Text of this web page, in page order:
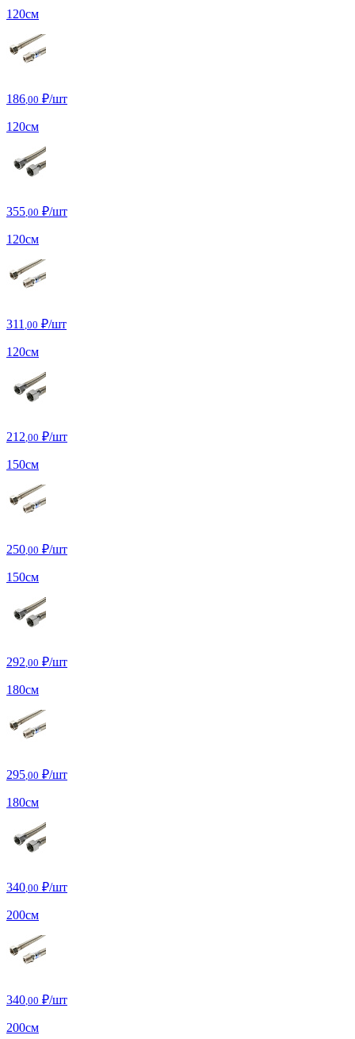
120см
186 ,00 ₽/шт
120см
355 ,00 ₽/шт
120см
311 ,00 ₽/шт
120см
212 ,00 ₽/шт
150см
250 ,00 ₽/шт
150см
292 ,00 ₽/шт
180см
295 ,00 ₽/шт
180см
340 ,00 ₽/шт
200см
340 ,00 ₽/шт
200см